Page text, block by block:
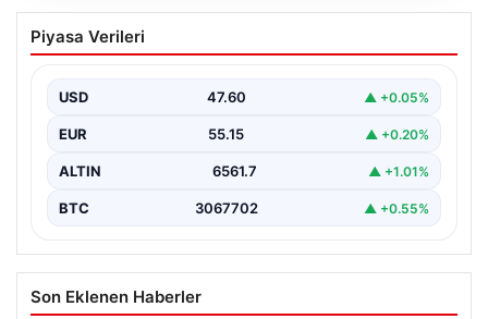
Annesi yaşamını yitirmişti, kızı
Instagram’da yakaladı! Ölümlü scuba
Piyasa Verileri
USD 47.60 ▲ +0.05%
EUR 55.15 ▲ +0.20%
ALTIN 6561.7 ▲ +1.01%
BTC 3067702 ▲ +0.55%
Son Eklenen Haberler